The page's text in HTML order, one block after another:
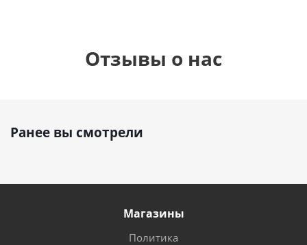
Отзывы о нас
Ранее вы смотрели
Магазины
Политика